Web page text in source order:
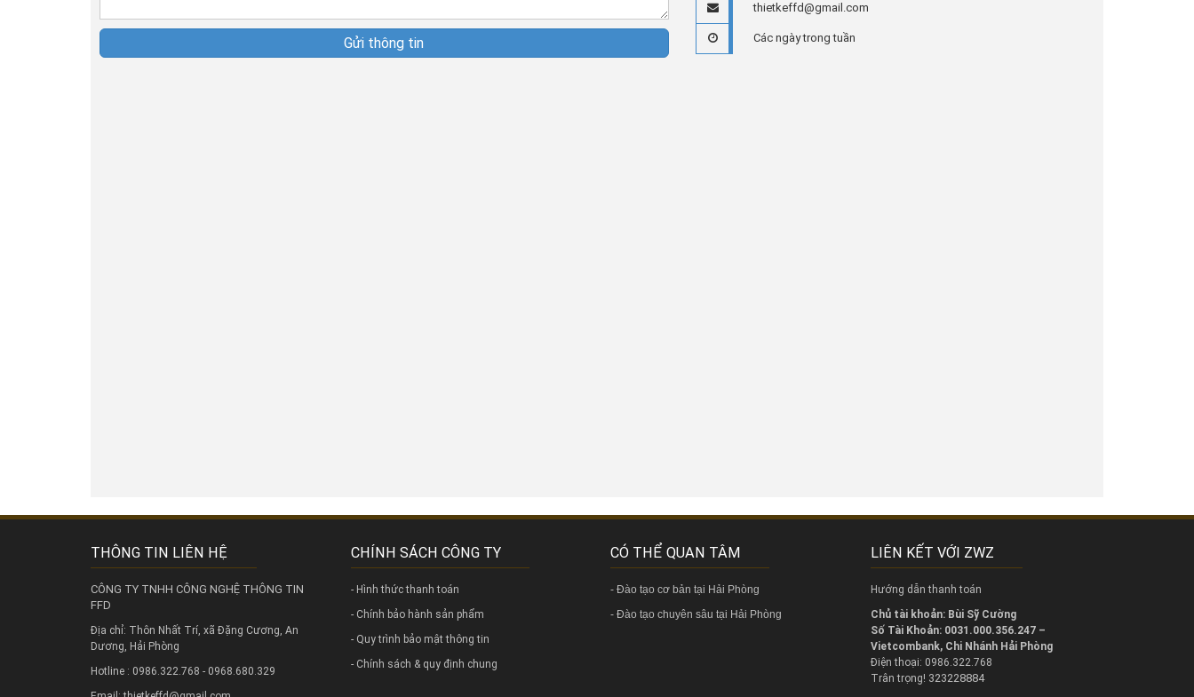
thietkeffd@gmail.com
Các ngày trong tuần
THÔNG TIN LIÊN HỆ
CÔNG TY TNHH CÔNG NGHỆ THÔNG TIN
FFD
Địa chỉ: Thôn Nhất Trí, xã Đặng Cương, An
Dương, Hải Phòng
Hotline : 0986.322.768 - 0968.680.329
CHÍNH SÁCH CÔNG TY
- Hình thức thanh toán
- Chính bảo hành sản phẩm
- Quy trình bảo mật thông tin
- Chính sách & quy định chung
CÓ THỂ QUAN TÂM
- Đào tạo cơ bản tại Hải Phòng
- Đào tạo chuyên sâu tại Hải Phòng
LIÊN KẾT VỚI ZWZ
Hướng dẫn thanh toán
Chủ tài khoản: Bùi Sỹ Cường
Số Tài Khoản: 0031.000.356.247 –
Vietcombank, Chi Nhánh Hải Phòng
Điện thoại: 0986.322.768
Trân trọng! 323228884